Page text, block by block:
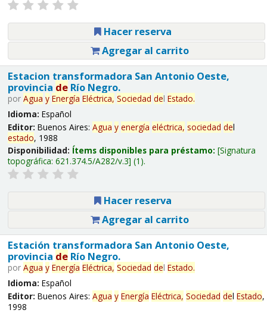
Hacer reserva
Agregar al carrito
Estacion transformadora San Antonio Oeste,
provincia deRío Negro.
por Agua y Energía Eléctrica, Sociedad del Estado.
Idioma: Español
Editor: Buenos Aires: Agua y energía eléctrica, sociedad del
estado, 1988
Disponibilidad: Ítems disponibles para préstamo: Signatura
topográfica: 621.374.5/A282/v.3 (1).
Hacer reserva
Agregar al carrito
Estación transformadora San Antonio Oeste,
provincia deRío Negro.
por Agua y Energía Eléctrica, Sociedad del Estado.
Idioma: Español
Editor: Buenos Aires: Agua y Energía Eléctrica, Sociedad del Estado,
1998